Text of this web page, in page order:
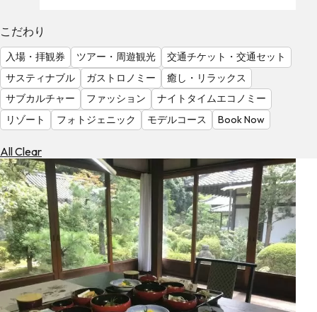
調
べ
る
天
気
を
見
る
こだわり
入場・拝観券 ツアー・周遊観光
交通チケット・交通セット
サスティナブル
ガストロノミー
癒し・リラックス
サブカルチャー
ファッション
ナイトタイムエコノミー
リゾート
フォトジェニック モデルコース Book Now
All Clear